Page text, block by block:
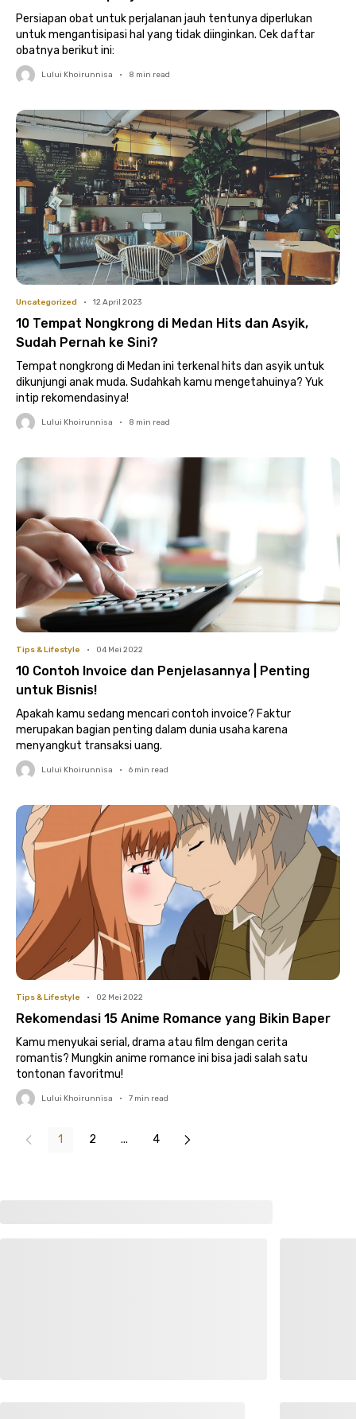
Persiapan obat untuk perjalanan jauh tentunya diperlukan
untuk mengantisipasi hal yang tidak diinginkan. Cek daftar
obatnya berikut ini:
Lului Khoirunnisa • 8 min read
Uncategorized • 12 April 2023
10 Tempat Nongkrong di Medan Hits dan Asyik,
Sudah Pernah ke Sini?
Tempat nongkrong di Medan ini terkenal hits dan asyik untuk
dikunjungi anak muda. Sudahkah kamu mengetahuinya? Yuk
intip rekomendasinya!
Lului Khoirunnisa • 8 min read
Tips & Lifestyle • 04 Mei 2022
10 Contoh Invoice dan Penjelasannya | Penting
untuk Bisnis!
Apakah kamu sedang mencari contoh invoice? Faktur
merupakan bagian penting dalam dunia usaha karena
menyangkut transaksi uang.
Lului Khoirunnisa • 6 min read
Tips & Lifestyle • 02 Mei 2022
Rekomendasi 15 Anime Romance yang Bikin Baper
Kamu menyukai serial, drama atau film dengan cerita
romantis? Mungkin anime romance ini bisa jadi salah satu
tontonan favoritmu!
Lului Khoirunnisa • 7 min read
1 2 ... 4